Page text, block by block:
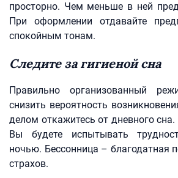
просторно. Чем меньше в ней
При оформлении отдавайте
спокойным тонам.
Следите за гигиеной сна
Правильно организованный
снизить вероятность
делом откажитесь от дневного
Вы будете испытывать
ночью. Бессонница – благодатная
страхов.